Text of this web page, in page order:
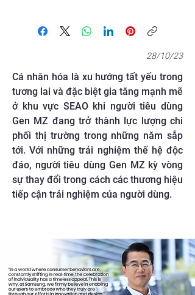
28/10/23
Cá nhân hóa là xu hướng tất yếu trong
tương lai và đặc biệt gia tăng mạnh mẽ
ở khu vực SEAO khi người tiêu dùng
Gen MZ đang trở thành lực lượng chi
phối thị trường trong những năm sắp
tới. Với những trải nghiệm thế hệ độc
đáo, người tiêu dùng Gen MZ kỳ vòng
sự thay đổi trong cách các thương hiệu
tiếp cận trải nghiệm của người dùng.